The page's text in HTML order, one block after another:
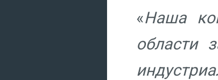
«Наша
области